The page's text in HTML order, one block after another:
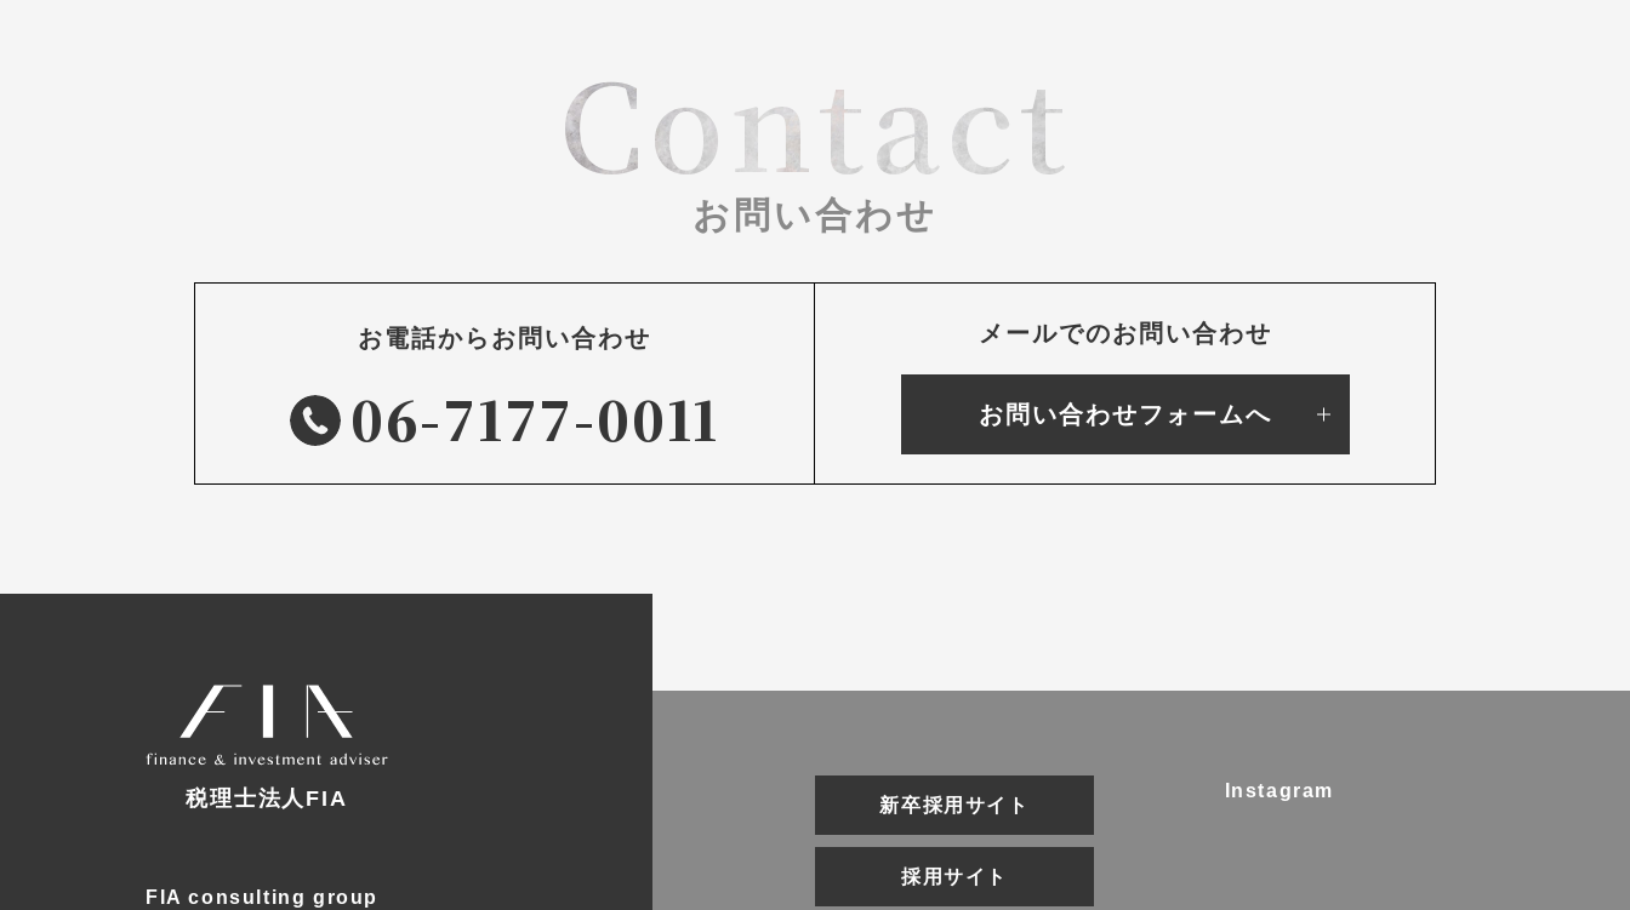
Contact
お問い合わせ
お電話からお問い合わせ
06-7177-0011
メールでのお問い合わせ
お問い合わせフォームへ
税理士法人FIA
FIA consulting group
新卒採用サイト
採用サイト
Instagram